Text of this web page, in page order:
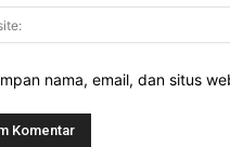
nama, email, dan situs